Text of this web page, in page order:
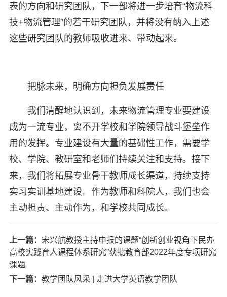
表的方向和研究团队，下一部将进一步培育“物流科
技+物流管理”的若干研究团队，并将没有纳入上述
这些研究团队的教师吸收进来、带动起来。
把脉未来，明确方向担负发展责任
我们清醒地认识到，未来物流管理专业要建设
成为一流专业，离不开学校和学院领导战斗堡垒作
用的发挥。专业建设有大量的基础性工作，需要学
校、学院、教研室和老师们持续关注和支持。接下
来，我们将拓展专业骨干教师成长渠道，持续支持
实习实训基地建设。作为教师和科院人，我们也会
主动担责、主动作为，和学校共同成长。
上一篇： 宋兴航教授主持申报的课题“创新创业视角下民办
高校实践育人课程体系研究”获批教育部2022年度专项研究
课题
下一篇： 教学团队风采 | 走进大学英语教学团队